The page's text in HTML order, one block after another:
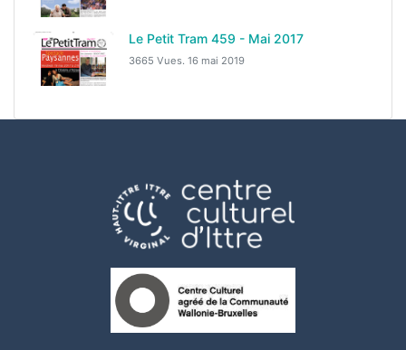
Le Petit Tram 459 - Mai 2017
3665 Vues. 16 mai 2019